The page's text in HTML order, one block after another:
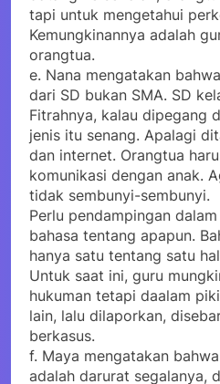
tapi untuk mengetahui
Kemungkinannya adalah
orangtua.
e. Nana mengatakan
dari SD bukan SMA. SD
Fitrahnya, kalau dipegang
jenis itu senang. Apalagi
dan internet. Orangtua
komunikasi dengan anak.
tidak sembunyi-sembunyi.
Perlu pendampingan
bahasa tentang apapun.
hanya satu tentang satu
Untuk saat ini, guru
hukuman tetapi daalam
lain, lalu dilaporkan,
berkasus.
f. Maya mengatakan
adalah darurat segalanya,